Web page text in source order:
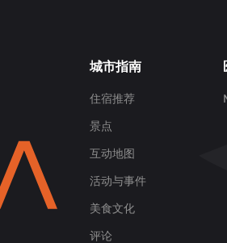
城市指南
住宿推荐
景点
互动地图
活动与事件
美食文化
评论